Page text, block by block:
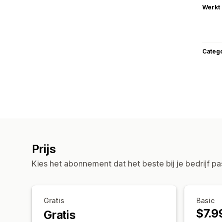
Werkt
Prijs
Kies het abonnement dat het beste bij je bedrijf
Gratis
Gratis
Basic